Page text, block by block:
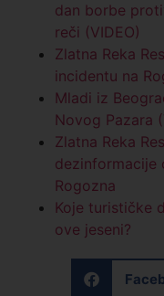
dan borbe
reči (VIDEO)
Zlatna Reka
incidentu na
Mladi iz
Novog Pazara
Zlatna Reka
dezinformacije
Rogozna
Koje turističke
ove jeseni?